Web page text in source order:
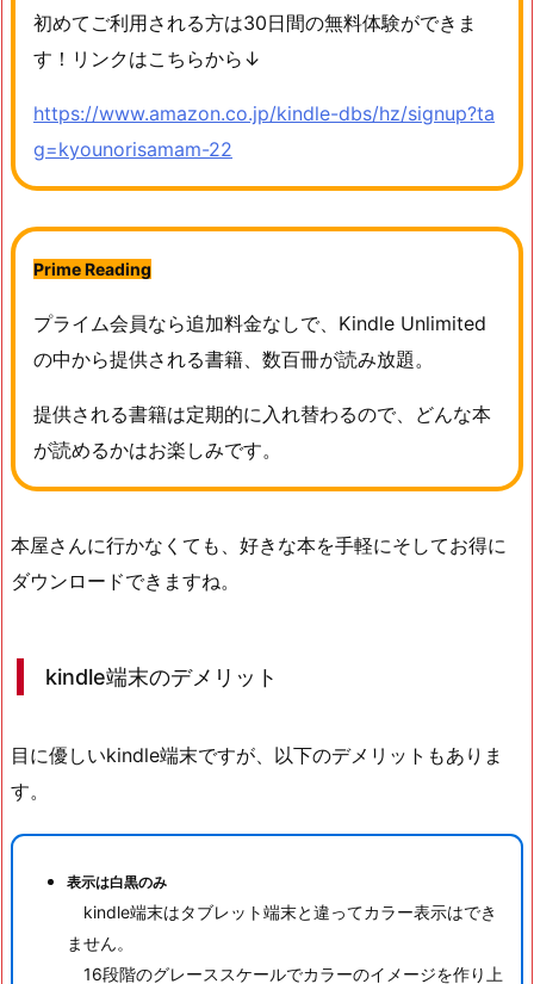
初めてご利用される方は30日間の無料体験ができま
す！リンクはこちらから↓
https://www.amazon.co.jp/kindle-dbs/hz/signup?ta
g=kyounorisamam-22
Prime Reading
プライム会員なら追加料金なしで、Kindle Unlimited
の中から提供される書籍、数百冊が読み放題。
提供される書籍は定期的に入れ替わるので、どんな本
が読めるかはお楽しみです。
本屋さんに行かなくても、好きな本を手軽にそしてお得に
ダウンロードできますね。
kindle端末のデメリット
目に優しいkindle端末ですが、以下のデメリットもありま
す。
表示は白黒のみ
kindle端末はタブレット端末と違ってカラー表示はでき
ません。
16段階のグレーススケールでカラーのイメージを作り上